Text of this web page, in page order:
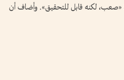
«صعب، لكنه قابل للتحقيق». وأضاف أن